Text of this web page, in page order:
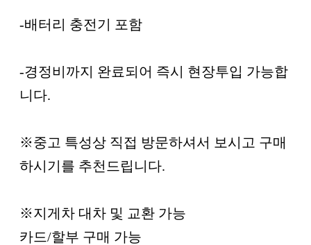
-배터리 충전기 포함
-경정비까지 완료되어 즉시 현장투입 가능합
니다.
※중고 특성상 직접 방문하셔서 보시고 구매
하시기를 추천드립니다.
※지게차 대차 및 교환 가능
카드/할부 구매 가능